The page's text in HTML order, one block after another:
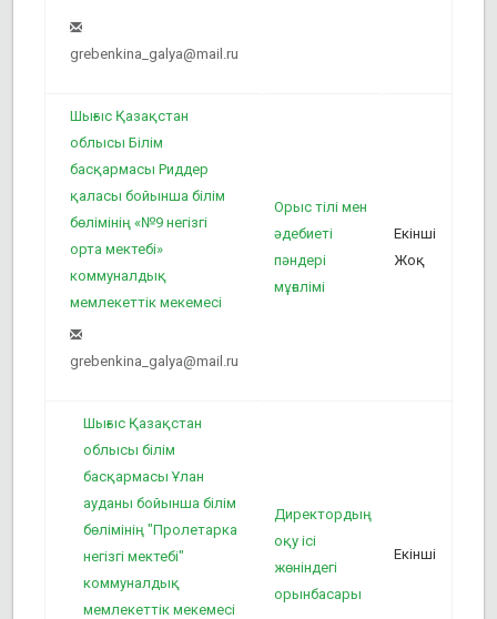
grebenkina_galya@mail.ru
Шығыс Қазақстан
облысы Білім
басқармасы Риддер
қаласы бойынша білім
бөлімінің «№9 негізгі
орта мектебі»
коммуналдық
мемлекеттік мекемесі
grebenkina_galya@mail.ru
Орыс тілі мен
әдебиеті
пәндері
мұғалімі
Екінші
Жоқ
Шығыс Қазақстан
облысы білім
басқармасы Ұлан
ауданы бойынша білім
бөлімінің "Пролетарка
негізгі мектебі"
коммуналдық
мемлекеттік мекемесі
Директордың
оқу ісі
жөніндегі
орынбасары
Екінші